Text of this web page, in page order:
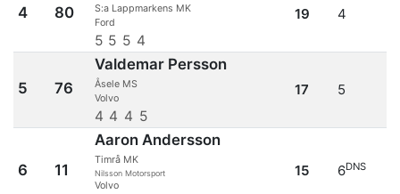
4 80
S:a Lappmarkens MK
Ford
5 5 5 4
19 4
5 76
Valdemar Persson
Åsele MS
Volvo
4 4 4 5
17 5
6 11
Aaron Andersson
Timrå MK
Nilsson Motorsport
Volvo
15 6DNS